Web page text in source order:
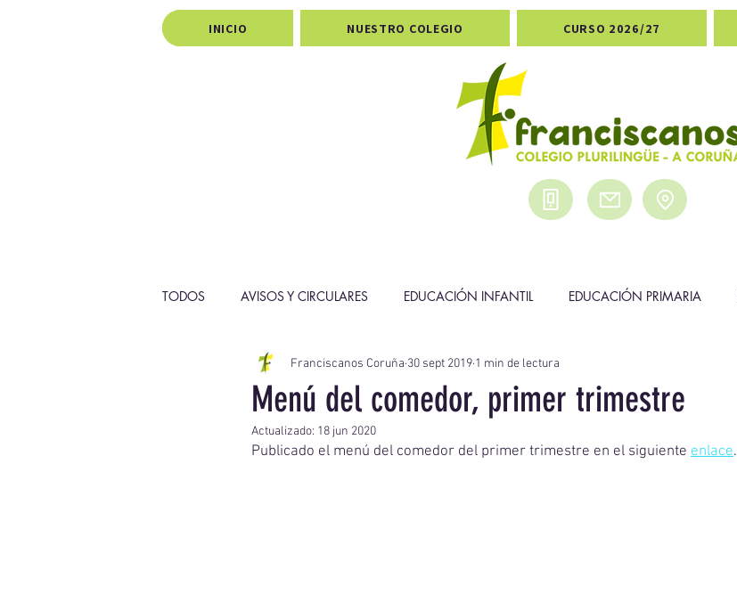
INICIO NUESTRO COLEGIO CURSO 2026/27
TODOS AVISOS Y CIRCULARES EDUCACIÓN INFANTIL EDUCACIÓN PRIMARIA
PROYECTOS PASTORAL DEPORTES PREMIOS
Menú del comedor, primer trimestre
Franciscanos Coruña 30 sept 2019 1 min de lectura
Actualizado: 18 jun 2020
Publicado el menú del comedor del primer trimestre en el siguiente enlace.